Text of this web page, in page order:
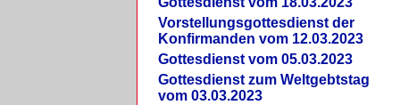
Vorstellungsgottesdienst der
Konfirmanden vom 12.03.2023
Gottesdienst vom 05.03.2023
Gottesdienst zum Weltgebtstag
vom 03.03.2023